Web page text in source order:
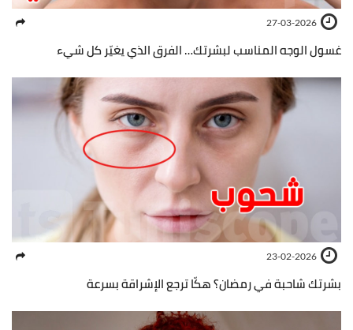
27-03-2026
غسول الوجه المناسب لبشرتك… الفرق الذي يغيّر كل شيء
23-02-2026
بشرتك شاحبة في رمضان؟ هكّا ترجع الإشراقة بسرعة